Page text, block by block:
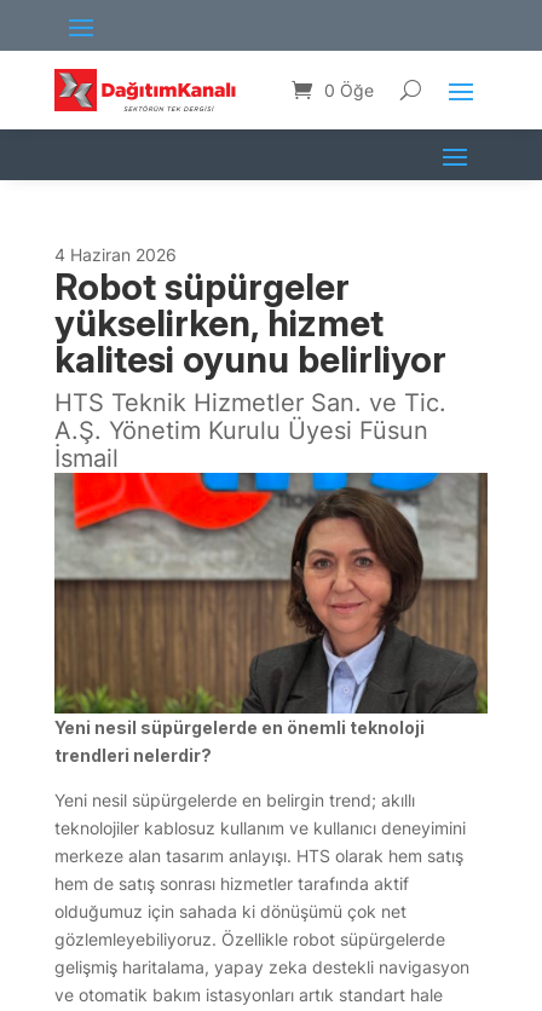
0 Öğe
4 Haziran 2026
Robot süpürgeler
yükselirken, hizmet
kalitesi oyunu belirliyor
HTS Teknik Hizmetler San. ve Tic.
A.Ş. Yönetim Kurulu Üyesi Füsun
İsmail
Yeni nesil süpürgelerde en önemli teknoloji
trendleri nelerdir?
Yeni nesil süpürgelerde en belirgin trend; akıllı
teknolojiler kablosuz kullanım ve kullanıcı deneyimini
merkeze alan tasarım anlayışı. HTS olarak hem satış
hem de satış sonrası hizmetler tarafında aktif
olduğumuz için sahada ki dönüşümü çok net
gözlemleyebiliyoruz. Özellikle robot süpürgelerde
gelişmiş haritalama, yapay zeka destekli navigasyon
ve otomatik bakım istasyonları artık standart hale